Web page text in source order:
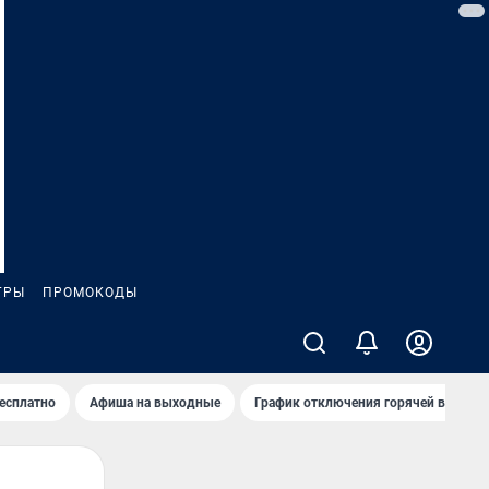
ПРОМОКОДЫ
Афиша на выходные График отключения горячей воды в